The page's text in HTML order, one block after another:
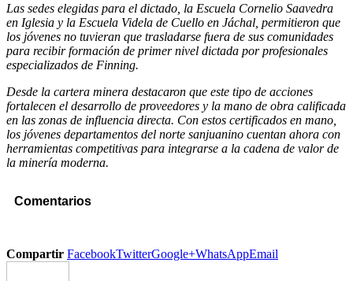
Las sedes elegidas para el dictado, la Escuela Cornelio Saavedra
en Iglesia y la Escuela Videla de Cuello en Jáchal, permitieron que
los jóvenes no tuvieran que trasladarse fuera de sus comunidades
para recibir formación de primer nivel dictada por profesionales
especializados de Finning.
Desde la cartera minera destacaron que este tipo de acciones
fortalecen el desarrollo de proveedores y la mano de obra calificada
en las zonas de influencia directa. Con estos certificados en mano,
los jóvenes departamentos del norte sanjuanino cuentan ahora con
herramientas competitivas para integrarse a la cadena de valor de
la minería moderna.
Comentarios
Compartir FacebookTwitterGoogle+WhatsAppEmail